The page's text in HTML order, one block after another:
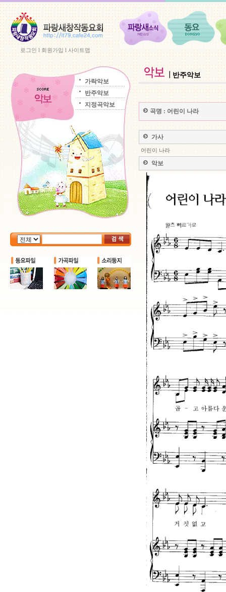
로그인l 회원가입l사이트맵
가락악보
반주악보
지정곡악보
반주악보
곡명 : 어린이 나라
가사
어린이 나라
악보